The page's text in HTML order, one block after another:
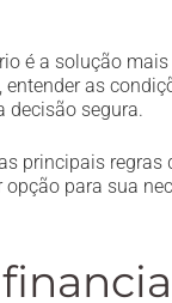
é a solução
as
decisão segura.
principais
para sua